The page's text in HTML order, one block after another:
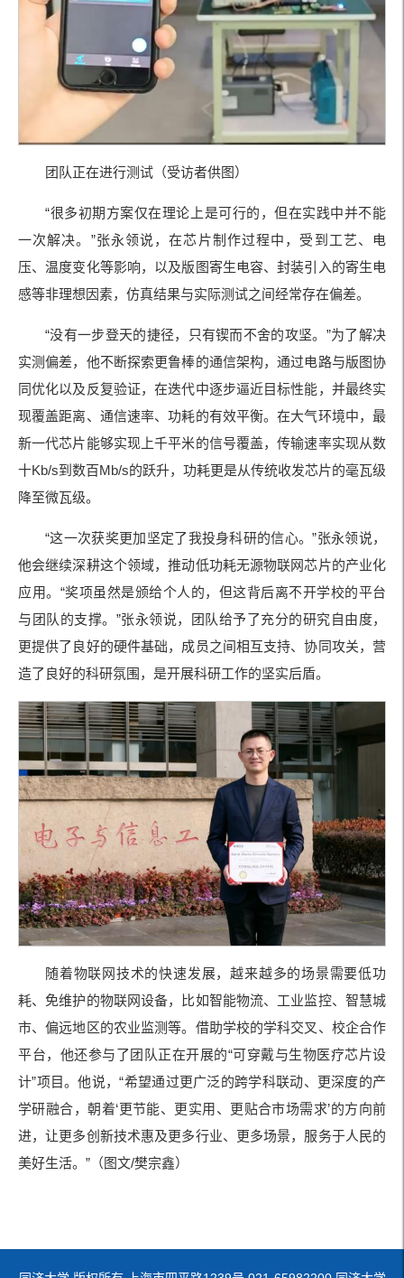
团队正在进行测试（受访者供图）
“很多初期方案仅在理论上是可行的，但在实践中并不能
一次解决。”张永领说，在芯片制作过程中，受到工艺、电
压、温度变化等影响，以及版图寄生电容、封装引入的寄生电
感等非理想因素，仿真结果与实际测试之间经常存在偏差。
“没有一步登天的捷径，只有锲而不舍的攻坚。”为了解决
实测偏差，他不断探索更鲁棒的通信架构，通过电路与版图协
同优化以及反复验证，在迭代中逐步逼近目标性能，并最终实
现覆盖距离、通信速率、功耗的有效平衡。在大气环境中，最
新一代芯片能够实现上千平米的信号覆盖，传输速率实现从数
十Kb/s到数百Mb/s的跃升，功耗更是从传统收发芯片的毫瓦级
降至微瓦级。
“这一次获奖更加坚定了我投身科研的信心。”张永领说，
他会继续深耕这个领域，推动低功耗无源物联网芯片的产业化
应用。“奖项虽然是颁给个人的，但这背后离不开学校的平台
与团队的支撑。”张永领说，团队给予了充分的研究自由度，
更提供了良好的硬件基础，成员之间相互支持、协同攻关，营
造了良好的科研氛围，是开展科研工作的坚实后盾。
随着物联网技术的快速发展，越来越多的场景需要低功
耗、免维护的物联网设备，比如智能物流、工业监控、智慧城
市、偏远地区的农业监测等。借助学校的学科交叉、校企合作
平台，他还参与了团队正在开展的“可穿戴与生物医疗芯片设
计”项目。他说，“希望通过更广泛的跨学科联动、更深度的产
学研融合，朝着‘更节能、更实用、更贴合市场需求’的方向前
进，让更多创新技术惠及更多行业、更多场景，服务于人民的
美好生活。”（图文/樊宗鑫）